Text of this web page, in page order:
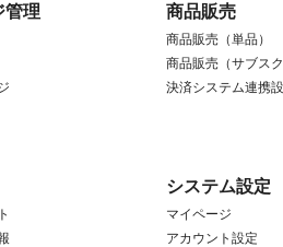
管理 商品販売
商品販売（単品）
商品販売（サブスク
決済システム連携
システム設定
マイページ
アカウント設定